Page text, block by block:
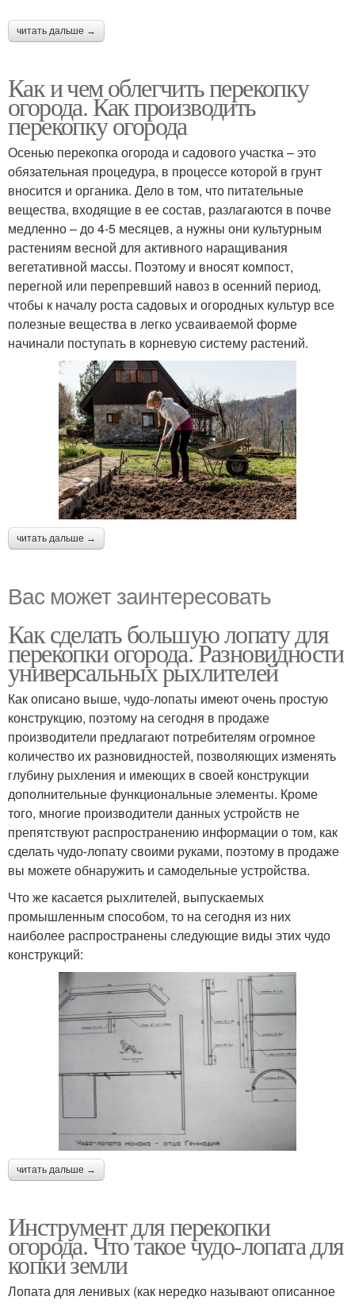
читать дальше →
Как и чем облегчить перекопку
огорода. Как производить
перекопку огорода
Осенью перекопка огорода и садового участка – это
обязательная процедура, в процессе которой в грунт
вносится и органика. Дело в том, что питательные
вещества, входящие в ее состав, разлагаются в почве
медленно – до 4-5 месяцев, а нужны они культурным
растениям весной для активного наращивания
вегетативной массы. Поэтому и вносят компост,
перегной или перепревший навоз в осенний период,
чтобы к началу роста садовых и огородных культур все
полезные вещества в легко усваиваемой форме
начинали поступать в корневую систему растений.
читать дальше →
Вас может заинтересовать
Как сделать большую лопату для
перекопки огорода. Разновидности
универсальных рыхлителей
Как описано выше, чудо-лопаты имеют очень простую
конструкцию, поэтому на сегодня в продаже
производители предлагают потребителям огромное
количество их разновидностей, позволяющих изменять
глубину рыхления и имеющих в своей конструкции
дополнительные функциональные элементы. Кроме
того, многие производители данных устройств не
препятствуют распространению информации о том, как
сделать чудо-лопату своими руками, поэтому в продаже
вы можете обнаружить и самодельные устройства.
Что же касается рыхлителей, выпускаемых
промышленным способом, то на сегодня из них
наиболее распространены следующие виды этих чудо
конструкций:
читать дальше →
Инструмент для перекопки
огорода. Что такое чудо-лопата для
копки земли
Лопата для ленивых (как нередко называют описанное